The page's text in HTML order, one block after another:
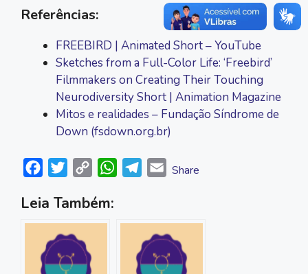
Referências:
FREEBIRD | Animated Short – YouTube
Sketches from a Full-Color Life: ‘Freebird’
Filmmakers on Creating Their Touching
Neurodiversity Short | Animation Magazine
Mitos e realidades – Fundação Síndrome de
Down (fsdown.org.br)
c
e
b
o
i
t
t
e
p
y
W
t
e
g
r
E
i
l
Share
Leia Também: